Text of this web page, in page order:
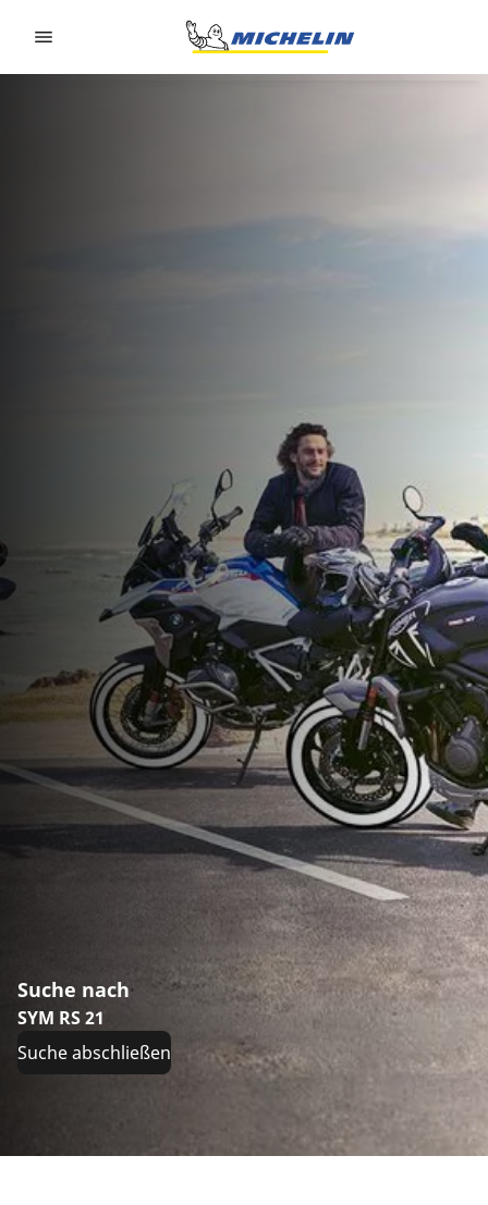
Suche nach
SYM RS 21
Suche abschließen